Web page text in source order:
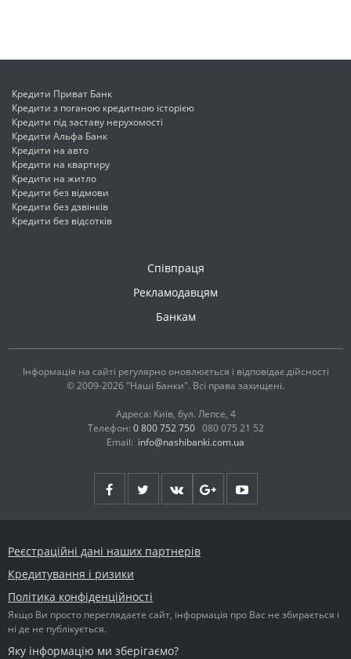
Кредити Приват Банк
Кредити з поганою кредитною історією
Кредити під заставу нерухомості
Кредити Альфа Банк
Кредити на авто
Кредити на квартиру
Кредити на житло
Кредити без відмови
Кредити без дзвінків
Кредити без відсотків
Співпраця
Рекламодавцям
Банкам
Інформація на сайті регулярно оновлюється і відповідає дійсності
© 2009-2026 "Наші Банки". Всі права захищені.
Адреса: Київ, бул. Лепсе, 4
Телефон: 0 800 752 750 080 075 21 52
Email: info@nashibanki.com.ua
Реєстраційні дані наших партнерів
Кредитування і ризики
Політика конфіденційності
Якщо Ви просто переглядаєте сайт, інформація про Вас не збирається і
ні де не публікується.
Яку інформацію ми зберігаємо?